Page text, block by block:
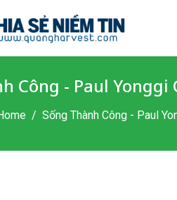
Công - Paul Yonggi
Sống Thành Công - Paul